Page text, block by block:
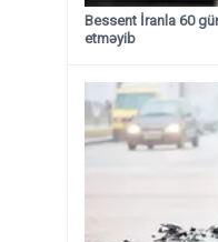
Bessent İranla 60
etməyib